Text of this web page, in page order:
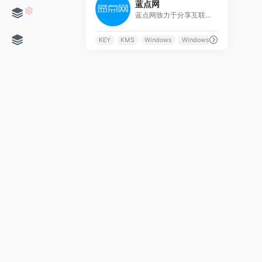
蓝点网
蓝点网致力于分享互联网优秀软件、电脑经验、技术交流、IT类新闻资讯等为一体的站点，希望能在网友遇到问题需要帮助时及时提供解决方法。蓝点网，让你更懂你的电脑。
KEY KMS Windows Windows 10